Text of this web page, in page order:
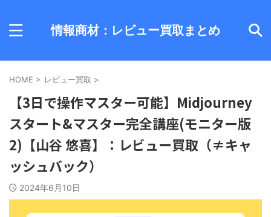
情報商材：レビュー買取まとめ
HOME > レビュー買取 >
【3日で操作マスター可能】Midjourney
スタート&マスター完全講座(モニター版
2)【山谷 悠喜】：レビュー買取（≠キャ
ッシュバック）
2024年6月10日